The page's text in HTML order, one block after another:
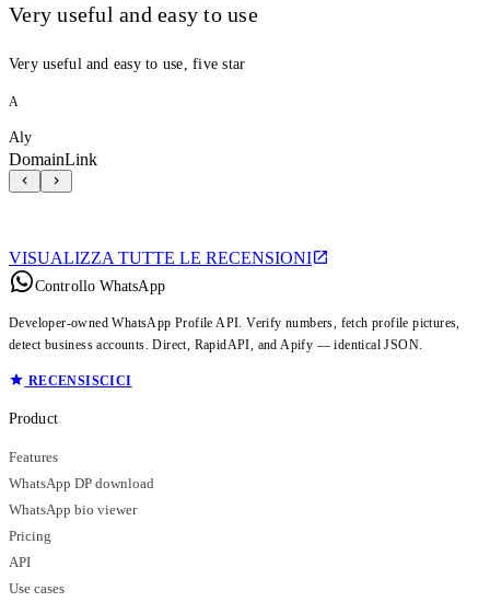
Very useful and easy to use
Very useful and easy to use, five star
A
Aly
DomainLink
VISUALIZZA TUTTE LE RECENSIONI
Controllo WhatsApp
Developer-owned WhatsApp Profile API. Verify numbers, fetch profile pictures,
detect business accounts. Direct, RapidAPI, and Apify — identical JSON.
RECENSISCICI
Product
Features
WhatsApp DP download
WhatsApp bio viewer
Pricing
API
Use cases